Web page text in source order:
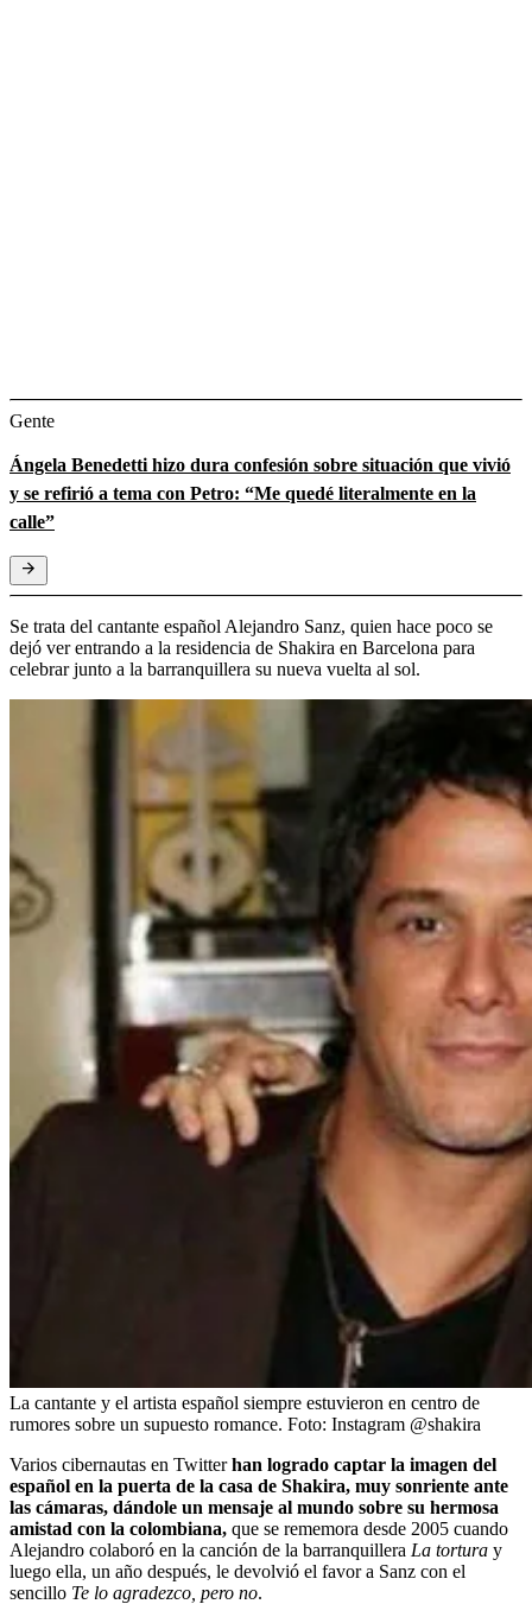
Gente
Ángela Benedetti hizo dura confesión sobre situación que vivió
y se refirió a tema con Petro: “Me quedé literalmente en la
calle”
Se trata del cantante español Alejandro Sanz, quien hace poco se
dejó ver entrando a la residencia de Shakira en Barcelona para
celebrar junto a la barranquillera su nueva vuelta al sol.
La cantante y el artista español siempre estuvieron en centro de
rumores sobre un supuesto romance. Foto: Instagram @shakira
Varios cibernautas en Twitterhan logrado captar la imagen del
español en la puerta de la casa de Shakira, muy sonriente ante
las cámaras, dándole un mensaje al mundo sobre su hermosa
amistad con la colombiana, que se rememora desde 2005 cuando
Alejandro colaboró en la canción de la barranquillera La tortura y
luego ella, un año después, le devolvió el favor a Sanz con el
sencillo Te lo agradezco, pero no.